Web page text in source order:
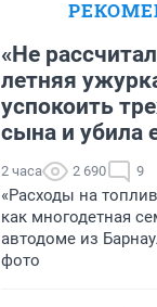
«Не
летняя
успокоить
сына и убила
2 часа 2 690 9
«Расходы на
как многодетная
автодоме из
фото